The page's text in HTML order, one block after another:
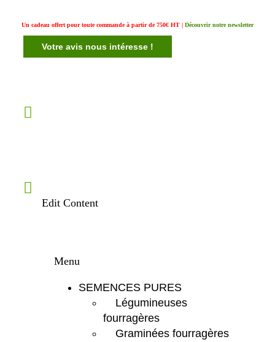
Un cadeau offert pour toute commande à partir de 750€ HT | Découvrir notre newsletter
Votre avis nous intéresse !
Edit Content
Menu
SEMENCES PURES
Légumineuses
fourragères
Graminées fourragères